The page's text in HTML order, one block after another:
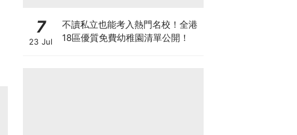
7
23 Jul
不讀私立也能考入熱門名校！全港
18區優質免費幼稚園清單公開！